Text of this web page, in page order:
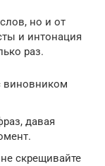
но и от
и интонация
раз.
виновником
давая
скрещивайте